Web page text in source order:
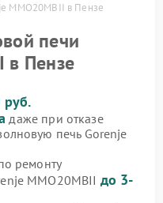
MMO20MBII в Пензе
печи
в Пензе
руб.
даже при отказе
печь Gorenje
ремонту
MMO20MBII до 3-